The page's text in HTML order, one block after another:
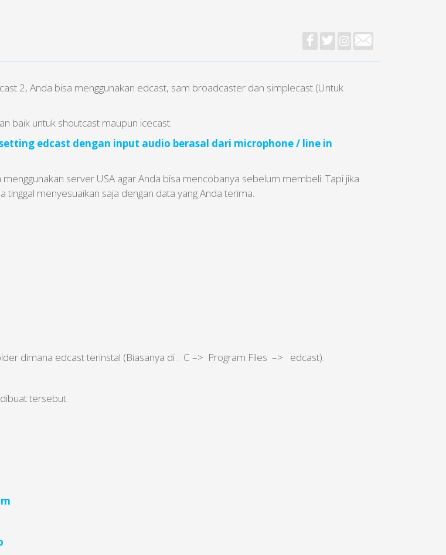
2, Anda bisa menggunakan edcast, sam broadcaster dan simplecast (Untuk
baik untuk shoutcast maupun icecast.
edcast dengan input audio berasal dari microphone / line in
server USA agar Anda bisa mencobanya sebelum membeli. Tapi jika
menyesuaikan saja dengan data yang Anda terima.
dimana edcast terinstal (Biasanya di : C –> Program Files –> edcast).
tersebut.